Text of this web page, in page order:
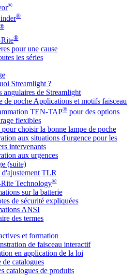
®
®
®
®
pour une cause
les séries
Streamlight ?
angulaires de Streamlight
de poche Applications et motifs faisceau
TEN-TAP® pour des options
flexibles
choisir la bonne lampe de poche
aux situations d'urgence pour les
intervenants
aux urgences
(suite)
TLR
Technology®
sur la batterie
de sécurité expliquées
ANSI
des termes
et formation
de faisceau interactif
en application de la loi
catalogues
catalogues de produits